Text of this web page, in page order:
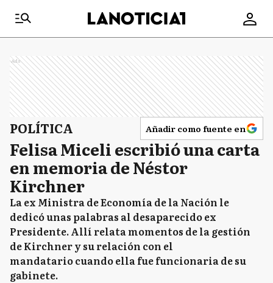
Ads
POLÍTICA Añadir como fuente en
Felisa Miceli escribió una carta
en memoria de Néstor
Kirchner
La ex Ministra de Economía de la Nación le
dedicó unas palabras al desaparecido ex
Presidente. Allí relata momentos de la gestión
de Kirchner y su relación con el
mandatario cuando ella fue funcionaria de su
gabinete.